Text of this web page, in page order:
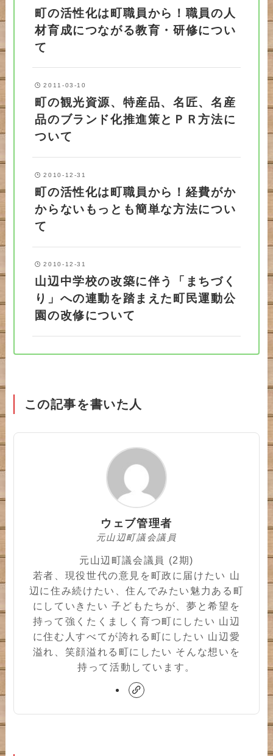
町の活性化は町職員から！職員の人
材育成につながる教育・研修につい
て
2011-03-10
町の観光資源、特産品、名匠、名産
品のブランド化推進策とＰＲ方法に
ついて
2010-12-31
町の活性化は町職員から！経費がか
からないもっとも簡単な方法につい
て
2010-12-31
山辺中学校の改築に伴う「まちづく
り」への連動を踏まえた町民運動公
園の改修について
この記事を書いた人
ウェブ管理者
元山辺町議会議員
元山辺町議会議員 (2期)
若者、現役世代の意見を町政に届けたい 山
辺に住み続けたい、住んでみたい魅力ある町
にしていきたい 子どもたちが、夢と希望を
持って強くたくましく育つ町にしたい 山辺
に住む人すべてが誇れる町にしたい 山辺愛
溢れ、笑顔溢れる町にしたい そんな想いを
持って活動しています。